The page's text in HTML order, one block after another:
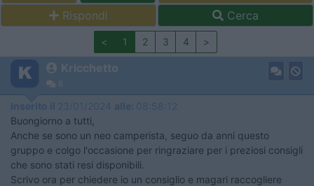
Rispondi
Cerca
< 1 2 3 4 >
Kricchetto
8
Inserito il 23/01/2024 alle: 08:58:12
Buongiorno a tutti,
Anche se sono un neo camperista, seguo da anni questo
gruppo e colgo l'occasione per ringraziare per i preziosi consigli
che sono stati resi disponibili.
Scrivo ora per chiedere io un consiglio e magari raccogliere